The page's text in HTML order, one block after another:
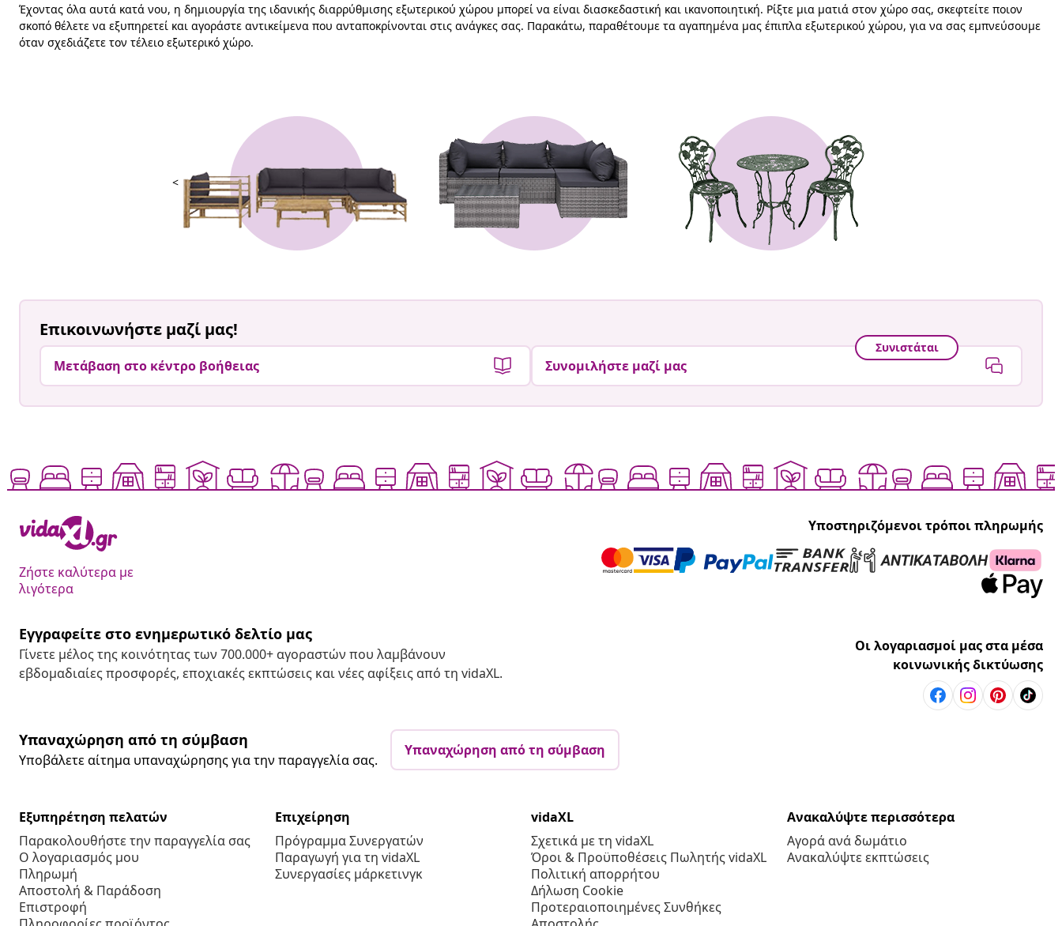
Έχοντας όλα αυτά κατά νου, η δημιουργία της ιδανικής διαρρύθμισης εξωτερικού χώρου μπορεί να είναι διασκεδαστική και ικανοποιητική. Ρίξτε μια ματιά στον χώρο σας, σκεφτείτε ποιον
σκοπό θέλετε να εξυπηρετεί και αγοράστε αντικείμενα που ανταποκρίνονται στις ανάγκες σας. Παρακάτω, παραθέτουμε τα αγαπημένα μας έπιπλα εξωτερικού χώρου, για να σας εμπνεύσουμε
όταν σχεδιάζετε τον τέλειο εξωτερικό χώρο.
<
Επικοινωνήστε μαζί μας!
Μετάβαση στο κέντρο βοήθειας
Συνιστάται
Συνομιλήστε μαζί μας
Ζήστε καλύτερα με
λιγότερα
Υποστηριζόμενοι τρόποι πληρωμής
Εγγραφείτε στο ενημερωτικό δελτίο μας
Γίνετε μέλος της κοινότητας των 700.000+ αγοραστών που λαμβάνουν
εβδομαδιαίες προσφορές, εποχιακές εκπτώσεις και νέες αφίξεις από τη vidaXL.
Οι λογαριασμοί μας στα μέσα
κοινωνικής δικτύωσης
Υπαναχώρηση από τη σύμβαση
Υποβάλετε αίτημα υπαναχώρησης για την παραγγελία σας.
Υπαναχώρηση από τη σύμβαση
Εξυπηρέτηση πελατών
Παρακολουθήστε την παραγγελία σας
Ο λογαριασμός μου
Πληρωμή
Αποστολή & Παράδοση
Επιστροφή
Επιχείρηση
Πρόγραμμα Συνεργατών
Παραγωγή για τη vidaXL
Συνεργασίες μάρκετινγκ
vidaXL
Σχετικά με τη vidaXL
Όροι & Προϋποθέσεις Πωλητής vidaXL
Πολιτική απορρήτου
Δήλωση Cookie
Προτεραιοποιημένες Συνθήκες
Ανακαλύψτε περισσότερα
Αγορά ανά δωμάτιο
Ανακαλύψτε εκπτώσεις